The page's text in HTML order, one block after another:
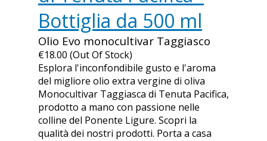
Bottiglia da 500 ml
Olio Evo monocultivar Taggiasco
€18.00 (Out Of Stock)
Esplora l'inconfondibile gusto e l'aroma
del migliore olio extra vergine di oliva
Monocultivar Taggiasca di Tenuta Pacifica,
prodotto a mano con passione nelle
colline del Ponente Ligure. Scopri la
qualità dei nostri prodotti. Porta a casa